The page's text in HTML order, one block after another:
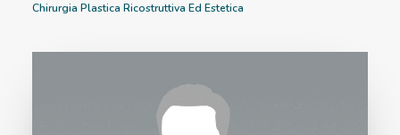
Chirurgia Plastica Ricostruttiva Ed Estetica